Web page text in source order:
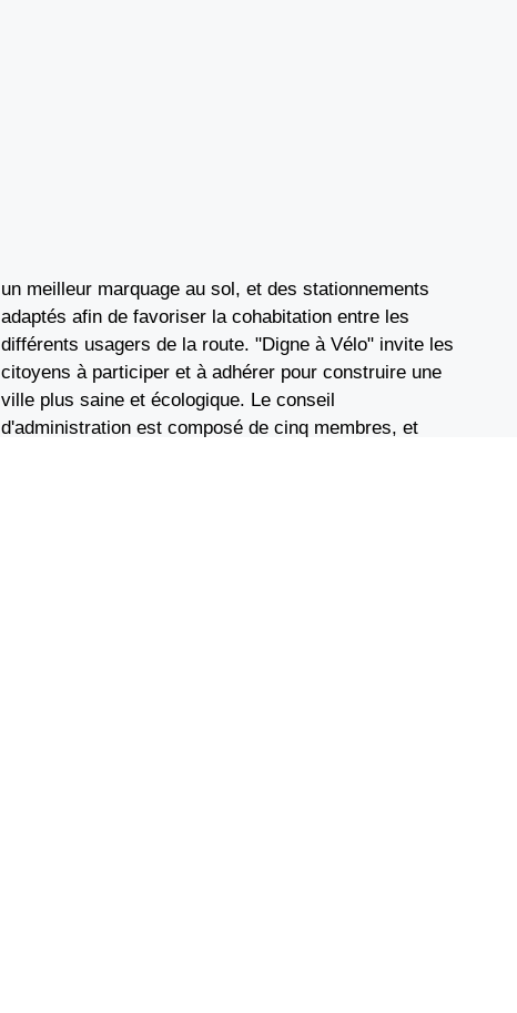
un meilleur marquage au sol, et des stationnements
adaptés afin de favoriser la cohabitation entre les
différents usagers de la route. "Digne à Vélo" invite les
citoyens à participer et à adhérer pour construire une
ville plus saine et écologique. Le conseil
d'administration est composé de cinq membres, et